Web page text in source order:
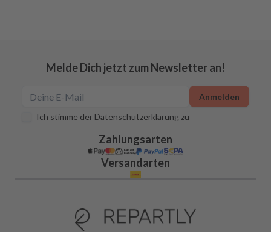
Melde Dich jetzt zum Newsletter an!
Ich stimme der Datenschutzerklärung zu
Anmelden
Zahlungsarten
Versandarten